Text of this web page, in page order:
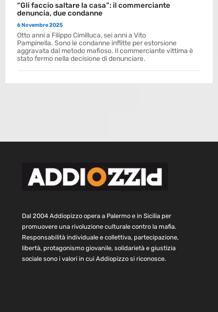
“Gli faccio saltare la casa”: il commerciante
denuncia, due condanne
6 Novembre 2025
Otto anni a Filippo Cimilluca, sei anni a Vito
Pampinella. Sono le condanne inflitte per estorsione
aggravata dal metodo mafioso. Il commerciante vittima è
stato fermo nella decisione di denunciare.
Dal 2004 Addiopizzo opera a Palermo e in Sicilia per
promuovere una rivoluzione culturale contro la mafia.
Responsabilità individuale e collettiva, partecipazione,
libertà, protagonismo giovanile, solidarietà e giustizia
sociale sono i valori in cui Addiopizzo si riconosce.